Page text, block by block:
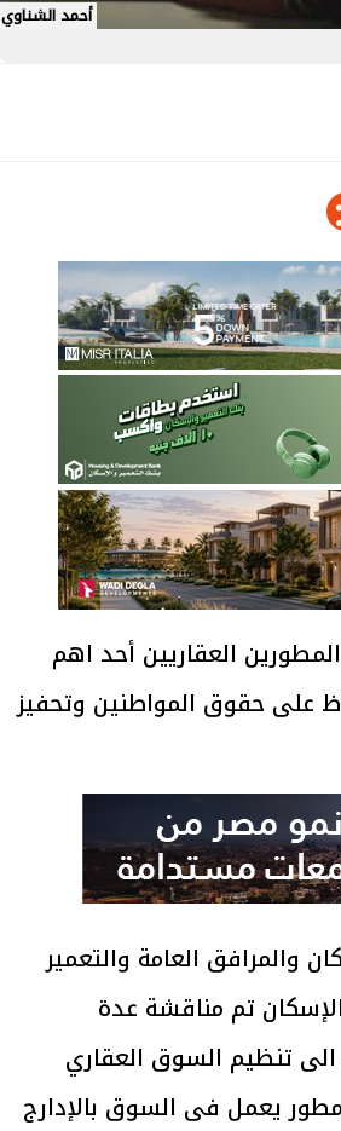
أحمد الشناوي
العقاريين أحد اهم
حقوق المواطنين وتحفيز
والمرافق العامة والتعمير
تم مناقشة عدة
تنظيم السوق العقاري
يعمل فى السوق بالإدارج